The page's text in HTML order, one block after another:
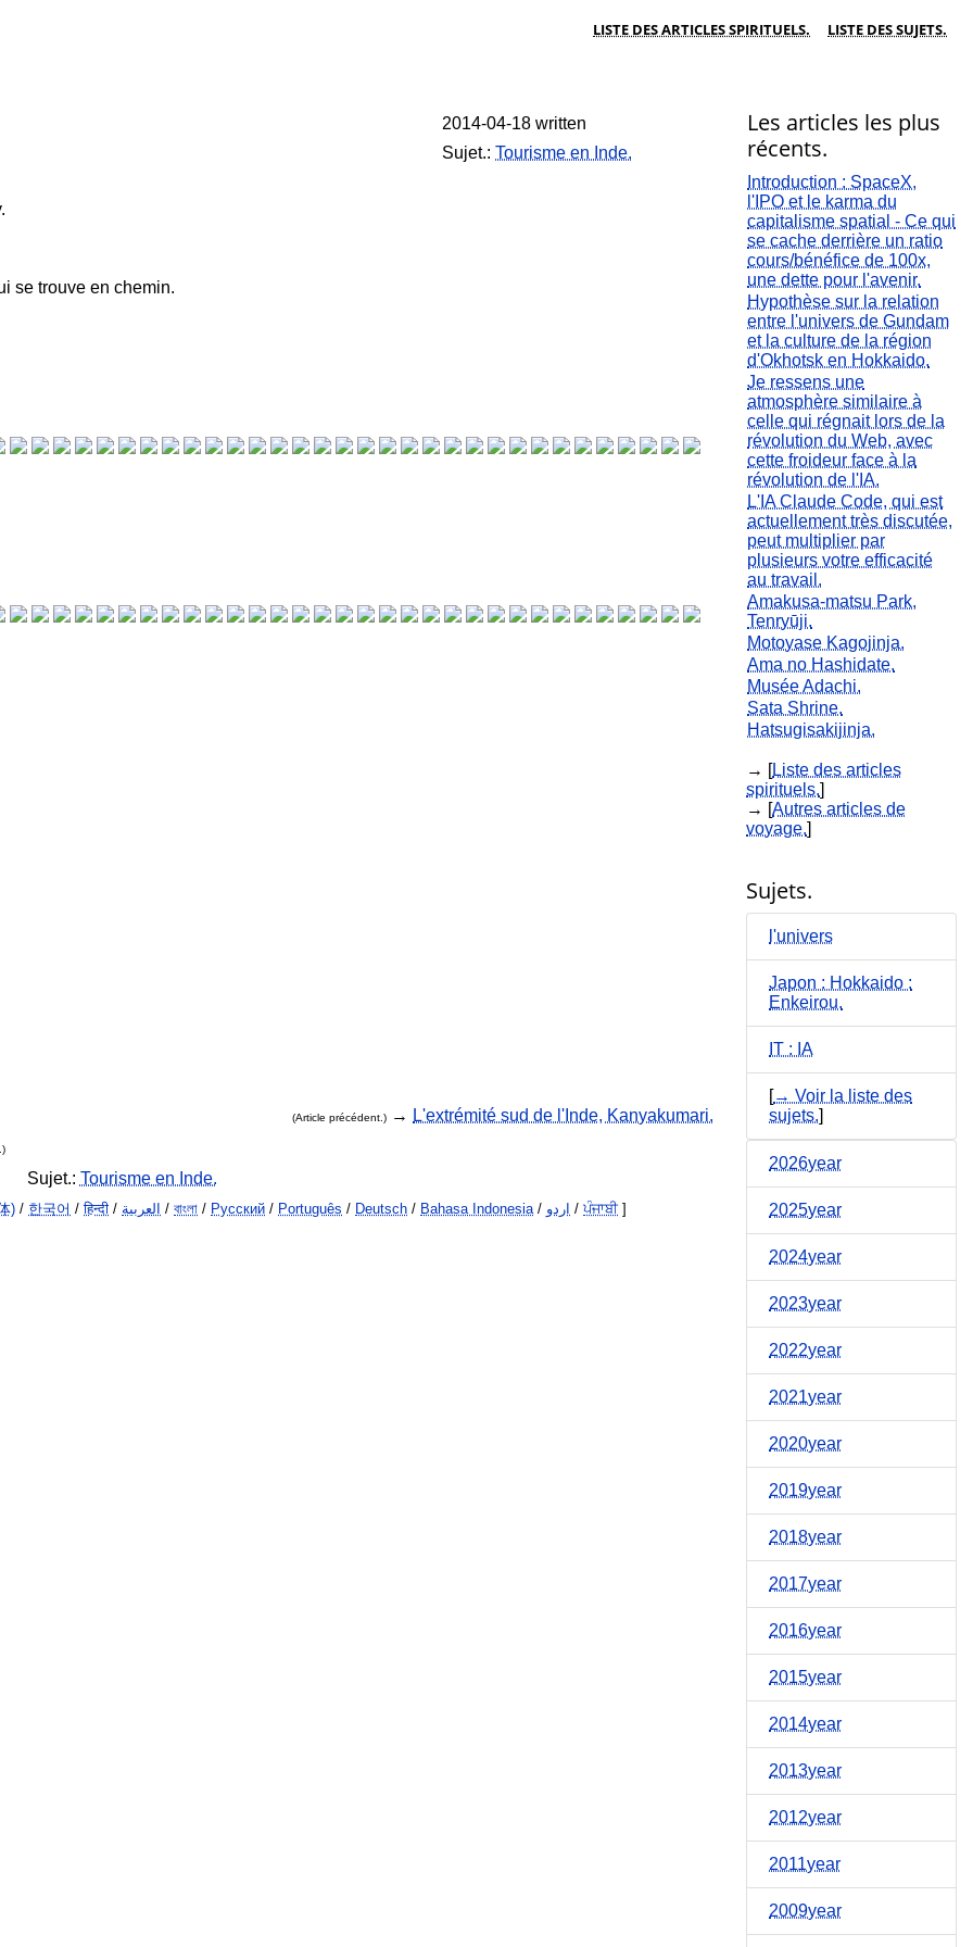
LISTE DES ARTICLES SPIRITUELS. LISTE DES SUJETS.
2014-04-18 written
Sujet.: Tourisme en Inde.
se trouve en chemin.
(Article précédent.) → L'extrémité sud de l'Inde, Kanyakumari.
Sujet.: Tourisme en Inde.
) / 한국어 /हिन्दी / العربية / বাংলা / Русский / Português / Deutsch / Bahasa Indonesia/ اردو / ਪੰਜਾਬੀ]
Les articles les plus
récents.
Introduction : SpaceX,
l'IPO et le karma du
capitalisme spatial - Ce qui
se cache derrière un ratio
cours/bénéfice de 100x,
une dette pour l'avenir.
Hypothèse sur la relation
entre l'univers de Gundam
et la culture de la région
d'Okhotsk en Hokkaido.
Je ressens une
atmosphère similaire à
celle qui régnait lors de la
révolution du Web, avec
cette froideur face à la
révolution de l'IA.
L'IA Claude Code, qui est
actuellement très discutée,
peut multiplier par
plusieurs votre efficacité
au travail.
Amakusa-matsu Park,
Tenryūji.
Motoyase Kagojinja.
Ama no Hashidate.
Musée Adachi.
Sata Shrine.
Hatsugisakijinja.
→ [Liste des articles
spirituels.]
→ [Autres articles de
voyage.]
Sujets.
l'univers
Japon : Hokkaido :
Enkeirou.
IT : IA
[→ Voir la liste des
sujets.]
2026year
2025year
2024year
2023year
2022year
2021year
2020year
2019year
2018year
2017year
2016year
2015year
2014year
2013year
2012year
2011year
2009year